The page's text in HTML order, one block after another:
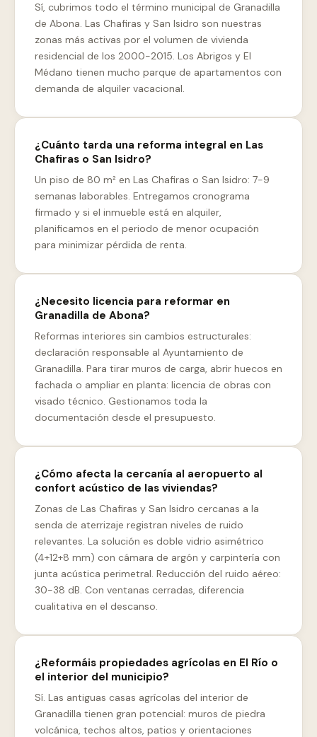
Sí, cubrimos todo el término municipal de Granadilla
de Abona. Las Chafiras y San Isidro son nuestras
zonas más activas por el volumen de vivienda
residencial de los 2000-2015. Los Abrigos y El
Médano tienen mucho parque de apartamentos con
demanda de alquiler vacacional.
¿Cuánto tarda una reforma integral en Las
Chafiras o San Isidro?
Un piso de 80 m² en Las Chafiras o San Isidro: 7-9
semanas laborables. Entregamos cronograma
firmado y si el inmueble está en alquiler,
planificamos en el periodo de menor ocupación
para minimizar pérdida de renta.
¿Necesito licencia para reformar en
Granadilla de Abona?
Reformas interiores sin cambios estructurales:
declaración responsable al Ayuntamiento de
Granadilla. Para tirar muros de carga, abrir huecos en
fachada o ampliar en planta: licencia de obras con
visado técnico. Gestionamos toda la
documentación desde el presupuesto.
¿Cómo afecta la cercanía al aeropuerto al
confort acústico de las viviendas?
Zonas de Las Chafiras y San Isidro cercanas a la
senda de aterrizaje registran niveles de ruido
relevantes. La solución es doble vidrio asimétrico
(4+12+8 mm) con cámara de argón y carpintería con
junta acústica perimetral. Reducción del ruido aéreo:
30-38 dB. Con ventanas cerradas, diferencia
cualitativa en el descanso.
¿Reformáis propiedades agrícolas en El Río o
el interior del municipio?
Sí. Las antiguas casas agrícolas del interior de
Granadilla tienen gran potencial: muros de piedra
volcánica, techos altos, patios y orientaciones